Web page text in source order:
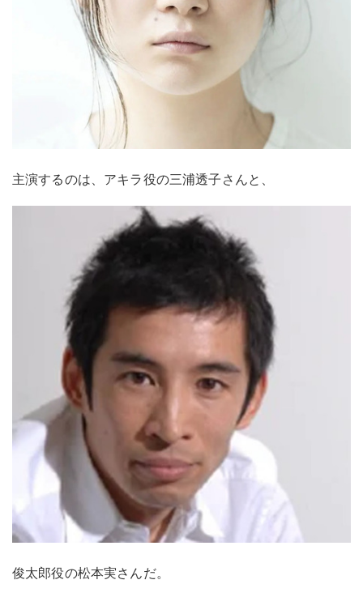
主演するのは、アキラ役の三浦透子さんと、
俊太郎役の松本実さんだ。